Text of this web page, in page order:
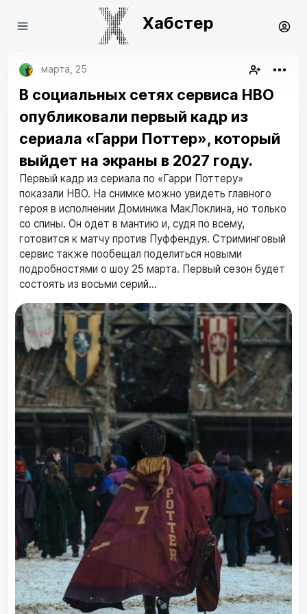
Хабстер
марта, 25
В социальных сетях сервиса HBO
опубликовали первый кадр из
сериала «Гарри Поттер», который
выйдет на экраны в 2027 году.
Первый кадр из сериала по «Гарри Поттеру»
показали HBO. На снимке можно увидеть главного
героя в исполнении Доминика МакЛоклина, но только
со спины. Он одет в мантию и, судя по всему,
готовится к матчу против Пуффендуя. Стриминговый
сервис также пообещал поделиться новыми
подробностями о шоу 25 марта. Первый сезон будет
состоять из восьми серий...